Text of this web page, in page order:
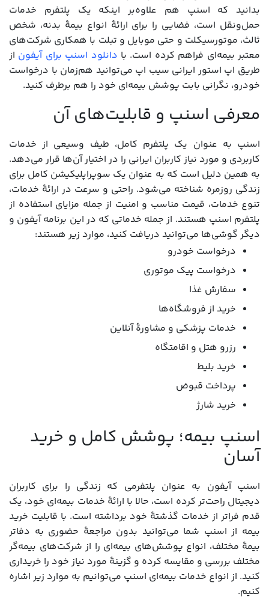
بدانید که اسنپ هم علاوه‌بر اینکه یک پلتفرم خدمات
حمل‌ونقل است، فضایی را برای ارائۀ انواع بیمۀ بدنه، شخص
ثالث، موتورسیکلت و حتی موبایل و تبلت با همکاری شرکت‌های
معتبر بیمه‌ای فراهم کرده است. با دانلود اسنپ برای آیفون از
طریق اپ استور ایرانی سیب اپ می‌توانید هم‌زمان با درخواست
خودرو، نگرانی بابت پوشش بیمه‌ای خود را هم برطرف کنید.
معرفی اسنپ و قابلیت‌های آن
اسنپ به عنوان یک پلتفرم کامل، طیف وسیعی از خدمات
کاربردی و مورد نیاز کاربران ایرانی را در اختیار آن‌ها قرار می‌دهد.
به همین دلیل است که به عنوان یک سوپراپلیکیشن کامل برای
زندگی روزمره شناخته می‌شود. راحتی و سرعت در ارائۀ خدمات،
تنوع خدمات، قیمت مناسب و امنیت از جمله مزایای استفاده از
پلتفرم اسنپ هستند. از جمله خدماتی که در این برنامه آیفون و
دیگر گوشی‌ها می‌توانید دریافت کنید، موارد زیر هستند:
درخواست خودرو
درخواست پیک موتوری
سفارش غذا
خرید از فروشگاه‌ها
خدمات پزشکی و مشاورۀ آنلاین
رزرو هتل و اقامتگاه
خرید بلیط
پرداخت قبوض
خرید شارژ
اسنپ بیمه؛ پوشش کامل و خرید
آسان
اسنپ آیفون به عنوان پلتفرمی که زندگی را برای کاربران
دیجیتال راحت‌تر کرده است، حالا با ارائۀ خدمات بیمه‌ای خود، یک
قدم فراتر از خدمات گذشتۀ خود برداشته است. با قابلیت خرید
بیمه از اسنپ شما می‌توانید بدون مراجعۀ حضوری به دفاتر
بیمۀ مختلف، انواع پوشش‌های بیمه‌ای را از شرکت‌های بیمه‌گر
مختلف بررسی و مقایسه کرده و گزینۀ مورد نیاز خود را خریداری
کنید. از انواع خدمات بیمه‌ای اسنپ می‌توانیم به موارد زیر اشاره
کنیم.